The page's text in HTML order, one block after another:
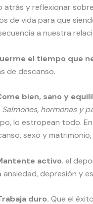
atrás y reflexionar
de vida para que
a nuestra
el tiempo que
de descanso.
bien, sano y
Salmones, hormonas y
lo estropean todo.
sexo y
activo. el
ansiedad, depresión y
duro. Que el